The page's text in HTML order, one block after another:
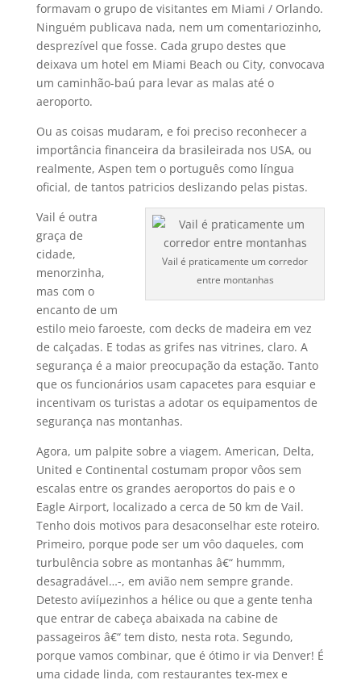
formavam o grupo de visitantes em Miami / Orlando.
Ninguém publicava nada, nem um comentariozinho,
desprezí­vel que fosse. Cada grupo destes que
deixava um hotel em Miami Beach ou City, convocava
um caminhão-baú para levar as malas até o
aeroporto.
Ou as coisas mudaram, e foi preciso reconhecer a
importância financeira da brasileirada nos USA, ou
realmente, Aspen tem o português como lí­ngua
oficial, de tantos patricios deslizando pelas pistas.
Vail é praticamente um corredor
entre montanhas
Vail é outra
graça de
cidade,
menorzinha,
mas com o
encanto de um
estilo meio faroeste, com decks de madeira em vez
de calçadas. E todas as grifes nas vitrines, claro. A
segurança é a maior preocupação da estação. Tanto
que os funcionários usam capacetes para esquiar e
incentivam os turistas a adotar os equipamentos de
segurança nas montanhas.
Agora, um palpite sobre a viagem. American, Delta,
United e Continental costumam propor vôos sem
escalas entre os grandes aeroportos do pais e o
Eagle Airport, localizado a cerca de 50 km de Vail.
Tenho dois motivos para desaconselhar este roteiro.
Primeiro, porque pode ser um vôo daqueles, com
turbulência sobre as montanhas â€“ hummm,
desagradável…-, em avião nem sempre grande.
Detesto aviíµezinhos a hélice ou que a gente tenha
que entrar de cabeça abaixada na cabine de
passageiros â€“ tem disto, nesta rota. Segundo,
porque vamos combinar, que é ótimo ir via Denver! É
uma cidade linda, com restaurantes tex-mex e